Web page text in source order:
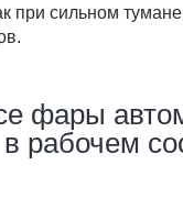
при сильном
фары
рабочем